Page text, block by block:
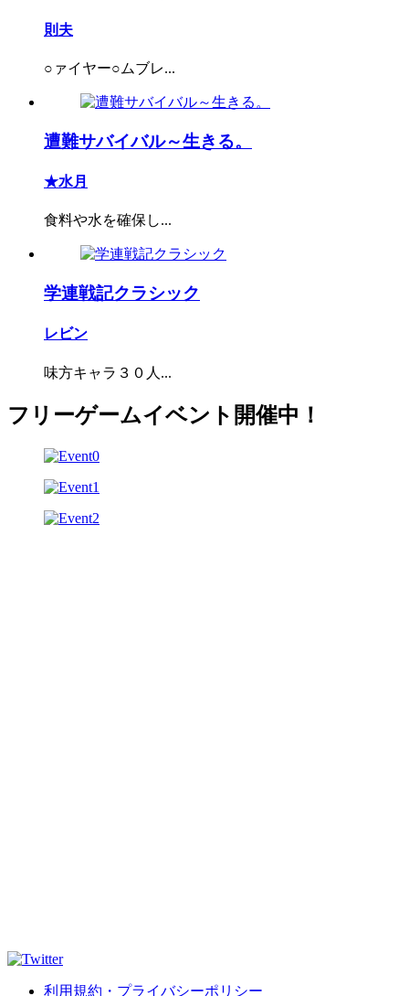
則夫
○ァイヤー○ムブレ...
遭難サバイバル～生きる。
★水月
食料や水を確保し...
学連戦記クラシック
レビン
味方キャラ３０人...
フリーゲームイベント開催中！
利用規約・プライバシーポリシー